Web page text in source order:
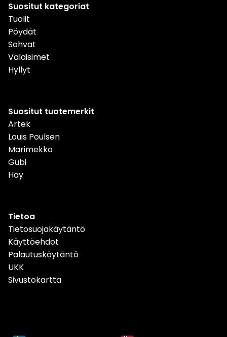
Suositut kategoriat
Tuolit
Pöydät
Sohvat
Valaisimet
Hyllyt
Suositut tuotemerkit
Artek
Louis Poulsen
Marimekko
Gubi
Hay
Tietoa
Tietosuojakäytäntö
Käyttöehdot
Palautuskäytäntö
UKK
Sivustokartta